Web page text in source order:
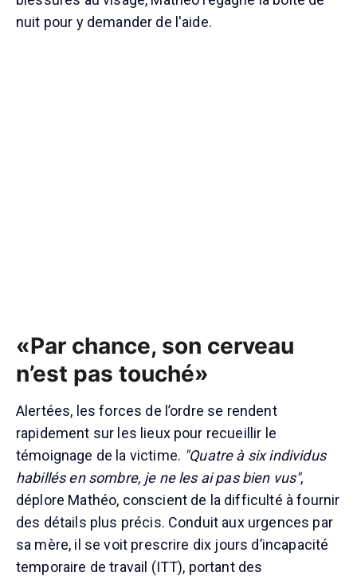
nuit pour y demander de l'aide.
«Par chance, son cerveau
n’est pas touché»
Alertées, les forces de l’ordre se rendent
rapidement sur les lieux pour recueillir le
témoignage de la victime. "Quatre à six individus
habillés en sombre, je ne les ai pas bien vus",
déplore Mathéo, conscient de la difficulté à fournir
des détails plus précis. Conduit aux urgences par
sa mère, il se voit prescrire dix jours d’incapacité
temporaire de travail (ITT), portant des